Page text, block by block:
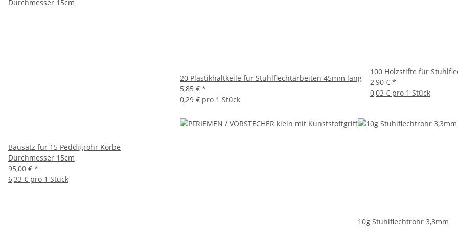
20 Plastikhaltkeile für Stuhlflechtarbeiten 45mm lang
5,85 € *
0,29 € pro 1 Stück
100 Holzstifte für
2,90 € *
0,03 € pro 1 Stück
10g Stuhlflechtrohr 3,3mm
Bausatz für 15 Peddigrohr Körbe
Durchmesser 15cm
95,00 € *
6,33 € pro 1 Stück